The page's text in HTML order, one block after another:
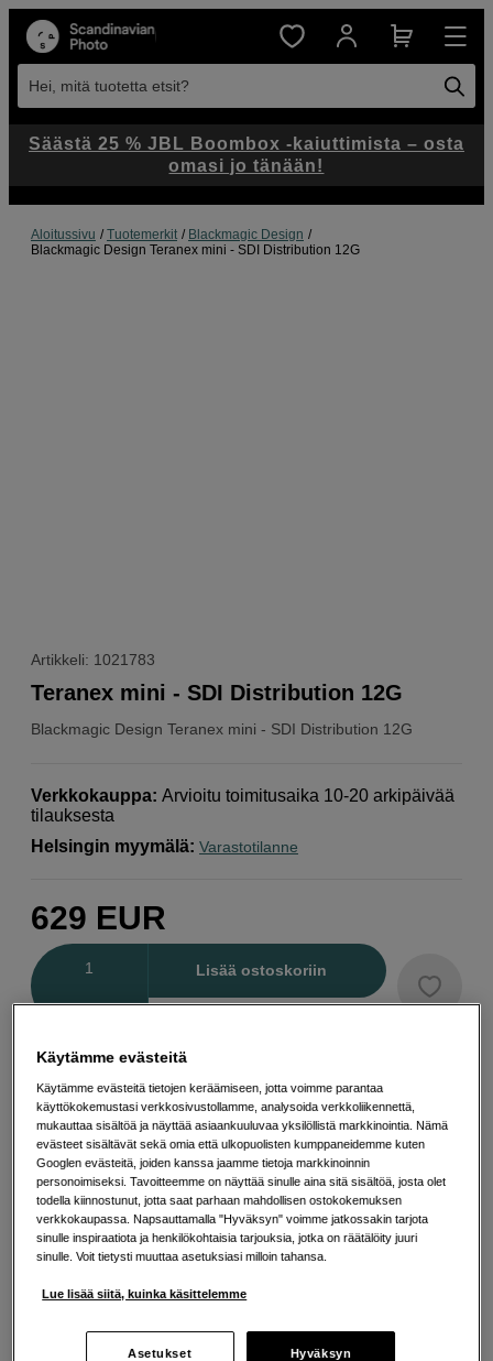
Hei, mitä tuotetta etsit?
Aloitussivu Tuotemerkit
Blackmagic Design
Blackmagic Design Teranex mini - SDI Distribution 12G
Artikkeli: 1021783
Blackmagic Design Teranex mini - SDI Distribution 12G
Teranex mini - SDI Distribution 12G
Verkkokauppa: Arvioitu toimitusaika 10-20 arkipäivää
tilauksesta
Helsingin myymälä: Varastotilanne
629 EUR
Lisää ostoskoriin
Maksa Svea-erämaksulla
Esimerkki: 36 kk, 23 EUR/kk, yhteensä 833 EUR, todellinen vuosikorko
19,07 %
Avausmaksu 5 EUR, laskutusmaksu 0 EUR/kk lisäksi
Lainaaminen maksaa! Jos et pysty maksamaan velkaa ajoissa, saatat
saada maksuhäiriömerkinnän. Se voi vaikeuttaa asunnon vuokraamista,
liittymien tekemistä ja uusien lainojen saamista. Apua saat kuntasi talous- ja
velkaneuvonnasta. Yhteystiedot löydät sivulta kkv.fi (avautuu uuteen
välilehteen)
Ilmainen toimitus yli 200 EUR ostoksille
Säästä 25 % JBL Boombox -kaiuttimista – osta
omasi jo tänään!
Käytämme evästeitä
Käytämme evästeitä tietojen keräämiseen, jotta voimme parantaa
käyttökokemustasi verkkosivustollamme, analysoida verkkoliikennettä,
mukauttaa sisältöä ja näyttää asiaankuuluvaa yksilöllistä markkinointia. Nämä
evästeet sisältävät sekä omia että ulkopuolisten kumppaneidemme kuten
Googlen evästeitä, joiden kanssa jaamme tietoja markkinoinnin
personoimiseksi. Tavoitteemme on näyttää sinulle aina sitä sisältöä, josta olet
todella kiinnostunut, jotta saat parhaan mahdollisen ostokokemuksen
verkkokaupassa. Napsauttamalla "Hyväksyn" voimme jatkossakin tarjota
sinulle inspiraatiota ja henkilökohtaisia tarjouksia, jotka on räätälöity juuri
sinulle. Voit tietysti muuttaa asetuksiasi milloin tahansa.
Lue lisää siitä, kuinka käsittelemme
Asetukset Hyväksyn